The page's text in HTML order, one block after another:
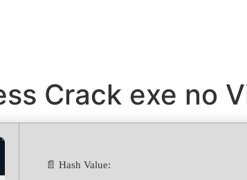
Crack exe no
📄 Hash Value: